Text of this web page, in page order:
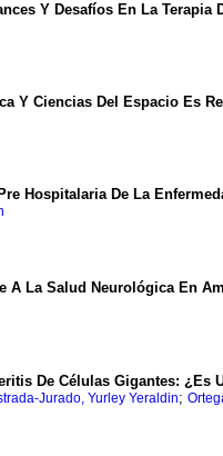
Y Desafíos En La Terapia
Ciencias Del Espacio Es
Hospitalaria De La
A La Salud Neurológica En
De Células Gigantes:
Jurado, Yurley Yeraldin;